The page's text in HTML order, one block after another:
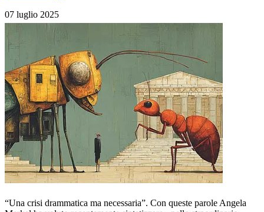
07 luglio 2025
“Una crisi drammatica ma necessaria”. Con queste parole Angela